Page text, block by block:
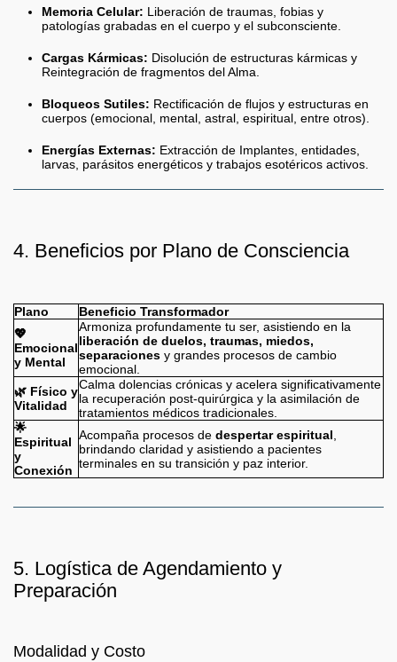
Memoria Celular: Liberación de traumas, fobias y
patologías grabadas en el cuerpo y el subconsciente.
Cargas Kármicas: Disolución de estructuras kármicas y
Reintegración de fragmentos del Alma.
Bloqueos Sutiles: Rectificación de flujos y estructuras en
cuerpos (emocional, mental, astral, espiritual, entre otros).
Energías Externas: Extracción de Implantes, entidades,
larvas, parásitos energéticos y trabajos esotéricos activos.
4. Beneficios por Plano de Consciencia
Plano
Beneficio Transformador
💖
Emocional
y Mental
Armoniza profundamente tu ser, asistiendo en la
liberación de duelos, traumas, miedos,
separaciones y grandes procesos de cambio
emocional.
🌿 Físico y
Vitalidad
Calma dolencias crónicas y acelera significativamente
la recuperación post-quirúrgica y la asimilación de
tratamientos médicos tradicionales.
🌟
Espiritual
y
Conexión
Acompaña procesos de despertar espiritual
brindando claridad y asistiendo a pacientes
terminales en su transición y paz interior.
5. Logística de Agendamiento y
Preparación
Modalidad y Costo